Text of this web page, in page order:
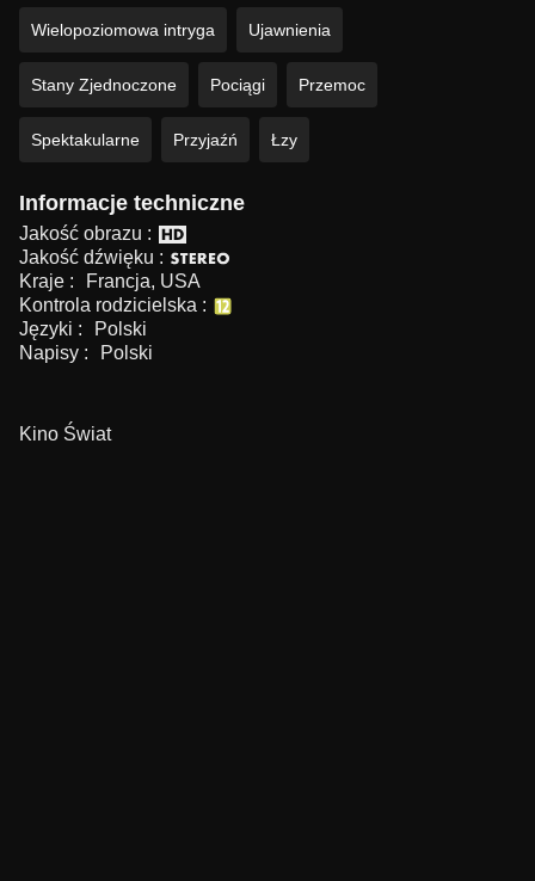
Wielopoziomowa intryga Ujawnienia
Stany Zjednoczone Pociągi Przemoc
Spektakularne Przyjaźń Łzy
Informacje techniczne
Jakość obrazu :
Jakość dźwięku :
Kraje :
Francja, USA
Kontrola rodzicielska :
Języki :
Polski
Napisy :
Polski
Kino Świat